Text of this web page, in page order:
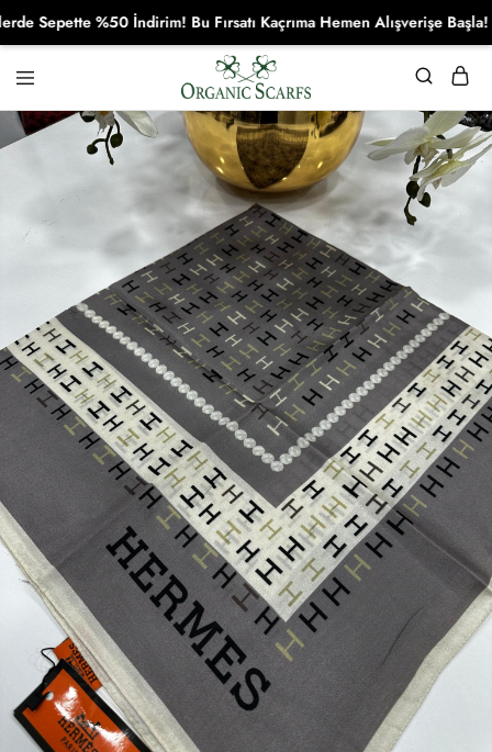
Organikscarf
%50 İndirim! Bu Fırsatı Kaçrıma Hemen Alışverişe Başla!